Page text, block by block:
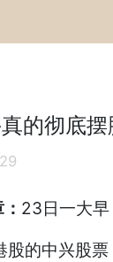
的彻底摆
23日一大
股的中兴股